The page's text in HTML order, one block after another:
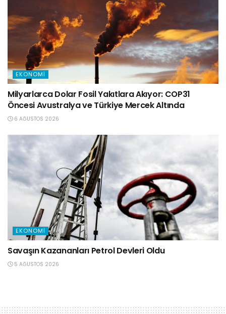
EKONOMI
Milyarlarca Dolar Fosil Yakıtlara Akıyor: COP31
Öncesi Avustralya ve Türkiye Mercek Altında
6 AĞUSTOS 2026
EKONOMI
Savaşın Kazananları Petrol Devleri Oldu
5 AĞUSTOS 2026